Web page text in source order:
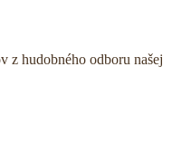
z hudobného odboru našej